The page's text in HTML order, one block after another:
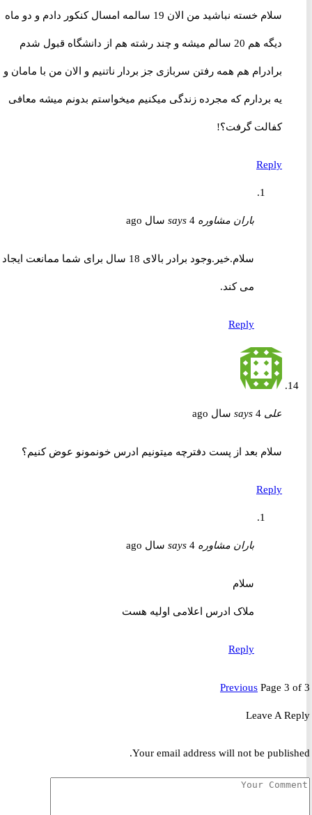
سلام خسته نباشید من الان 19 سالمه امسال کنکور دادم و دو ماه
دیگه هم 20 سالم میشه و چند رشته هم از دانشگاه قبول شدم
برادرام هم همه رفتن سربازی جز بردار ناتنیم و الان من با مامان و
یه بردارم که مجرده زندگی میکنیم میخواستم بدونم میشه معافی
کفالت گرفت؟!
Reply
باران مشاوره says 4 سال ago
سلام.خیر.وجود برادر بالای 18 سال برای شما ممانعت ایجاد
می کند.
Reply
علی says 4 سال ago
سلام بعد از پست دفترچه میتونیم ادرس خونمونو عوض کنیم؟
Reply
باران مشاوره says 4 سال ago
سلام
ملاک ادرس اعلامی اولیه هست
Reply
Previous Page 3
Leave A
Your email address will not be